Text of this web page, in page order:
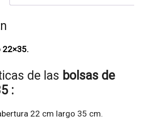
22×35.
de las bolsas de
:
22 cm largo 35 cm.